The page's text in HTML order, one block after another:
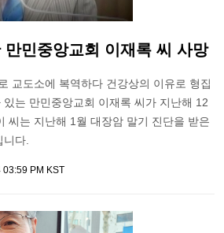
민중앙교회 이재록 씨 사망
교도소에 복역하다 건강상의 이유로 형집
는 만민중앙교회 이재록 씨가 지난해 12
씨는 지난해 1월 대장암 말기 진단을 받은
니다.
PM KST